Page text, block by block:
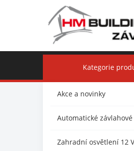
Kategorie
Akce a novinky
Automatické
Zahradní osvětlení 12 V